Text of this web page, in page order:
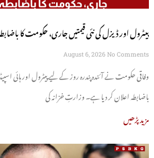
پیٹرول اور ڈیزل کی نئی قیمتیں جاری، حکومت کا
August 6, 2026 No Comments
وفاقی حکومت نے آئندہ پندرہ روز کے لیے پیٹرول اور ہائی
باضابطہ اعلان کر دیا ہے۔ وزارتِ خزانہ کی
مزید پڑھیں